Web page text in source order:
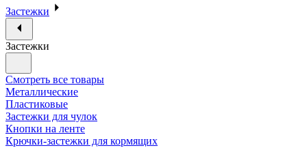
Застежки
Застежки
Смотреть все товары
Металлические
Пластиковые
Застежки для чулок
Кнопки на ленте
Крючки-застежки для кормящих